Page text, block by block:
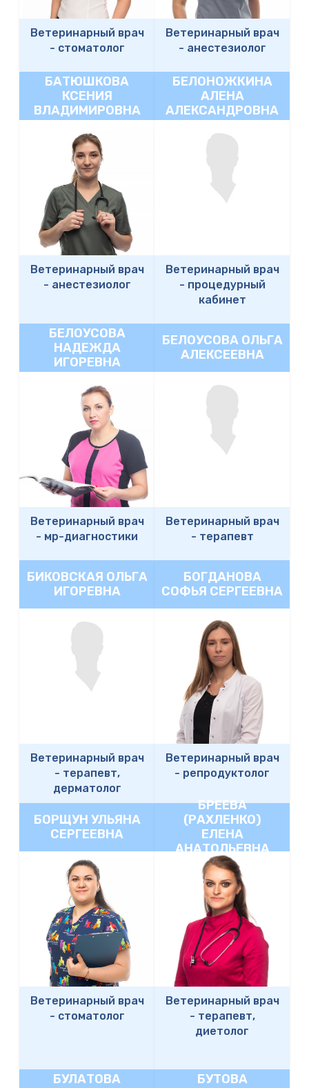
Ветеринарный врач
- стоматолог
Ветеринарный врач
- анестезиолог
БАТЮШКОВА
КСЕНИЯ
ВЛАДИМИРОВНА
Ветеринарный врач
- анестезиолог
БЕЛОНОЖКИНА
АЛЕНА
АЛЕКСАНДРОВНА
Ветеринарный врач
- процедурный
кабинет
БЕЛОУСОВА
НАДЕЖДА
ИГОРЕВНА
Ветеринарный врач
- мр-диагностики
БЕЛОУСОВА ОЛЬГА
АЛЕКСЕЕВНА
Ветеринарный врач
- терапевт
БИКОВСКАЯ ОЛЬГА
ИГОРЕВНА
Ветеринарный врач
- терапевт,
дерматолог
БОГДАНОВА
СОФЬЯ СЕРГЕЕВНА
Ветеринарный врач
- репродуктолог
БОРЩУН УЛЬЯНА
СЕРГЕЕВНА
Ветеринарный врач
- стоматолог
БРЕЕВА
(РАХЛЕНКО)
ЕЛЕНА
АНАТОЛЬЕВНА
Ветеринарный врач
- терапевт,
диетолог
БУЛАТОВА
БУТОВА